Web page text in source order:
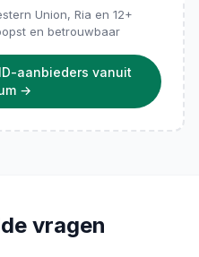
Union, Ria en 12+
en betrouwbaar
aanbieders vanuit
→
vragen